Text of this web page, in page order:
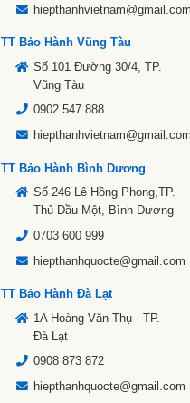
TT Bảo Hành Vũng Tàu
Số 101 Đường 30/4, TP.
Vũng Tàu
0902 547 888
TT Bảo Hành Bình Dương
Số 246 Lê Hồng Phong,TP.
Thủ Dầu Một, Bình Dương
0703 600 999
hiepthanhquocte@gmail.com
TT Bảo Hành Đà Lạt
1A Hoàng Văn Thụ - TP.
Đà Lạt
0908 873 872
hiepthanhquocte@gmail.com